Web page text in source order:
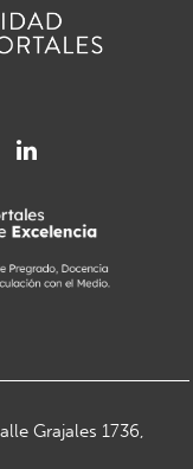
Grajales 1736,